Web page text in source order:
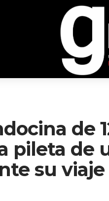
de
pileta de
su viaje